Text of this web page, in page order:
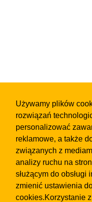
Używamy plików
rozwiązań
personalizować
reklamowe, a także
związanych z
analizy ruchu na
służącym do obsługi
zmienić ustawienia
cookies.Korzystanie